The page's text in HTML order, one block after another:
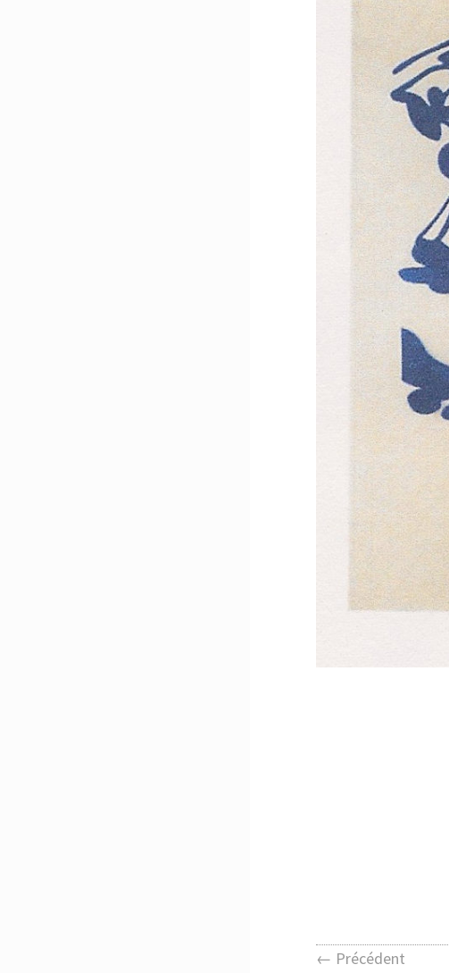
← Précédent